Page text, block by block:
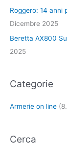
Roggero: 14 anni
Dicembre 2025
Beretta AX800
2025
Categorie
Armerie on line
Cerca